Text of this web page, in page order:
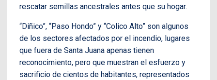
rescatar semillas ancestrales antes que su hogar.
“Diñico”, “Paso Hondo” y “Colico Alto” son algunos
de los sectores afectados por el incendio, lugares
que fuera de Santa Juana apenas tienen
reconocimiento, pero que muestran el esfuerzo y
sacrificio de cientos de habitantes, representados